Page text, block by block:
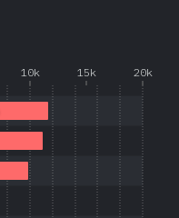
10k 15k 20k